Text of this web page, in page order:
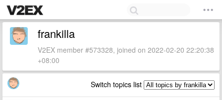
frankilla
V2EX member #573328, joined on 2022-02-20 22:20:38
+08:00
Switch topics list